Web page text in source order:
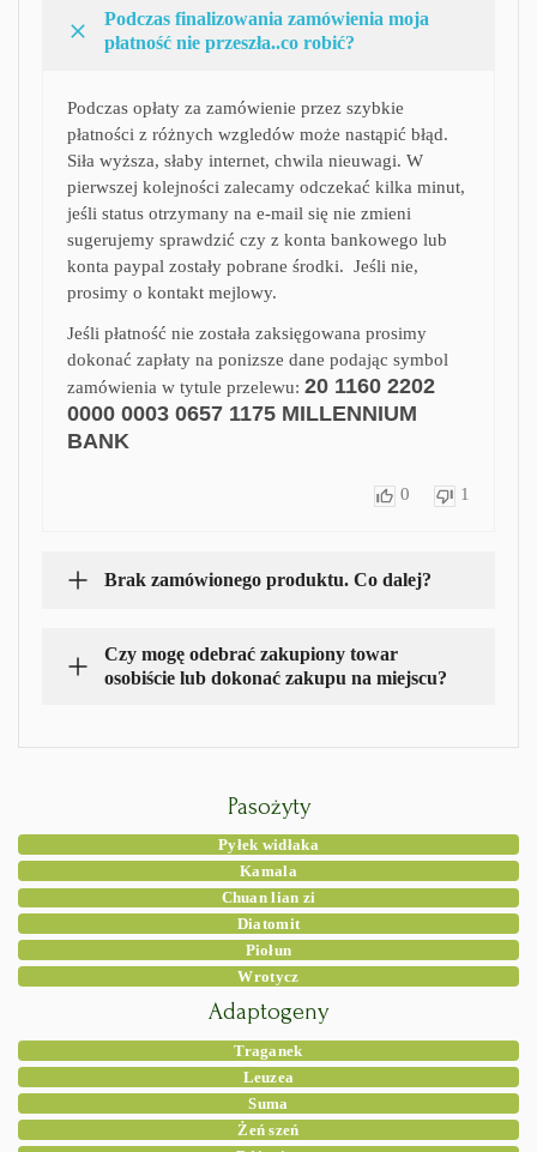
Podczas finalizowania zamówienia moja
płatność nie przeszła..co robić?
Podczas opłaty za zamówienie przez szybkie
płatności z różnych wzgledów może nastąpić błąd.
Siła wyższa, słaby internet, chwila nieuwagi. W
pierwszej kolejności zalecamy odczekać kilka minut,
jeśli status otrzymany na e-mail się nie zmieni
sugerujemy sprawdzić czy z konta bankowego lub
konta paypal zostały pobrane środki. Jeśli nie,
prosimy o kontakt mejlowy.
Jeśli płatność nie została zaksięgowana prosimy
dokonać zapłaty na ponizsze dane podając symbol
zamówienia w tytule przelewu: 20 1160 2202
0000 0003 0657 1175 MILLENNIUM
BANK
0 1
Brak zamówionego produktu. Co dalej?
Czy mogę odebrać zakupiony towar
osobiście lub dokonać zakupu na miejscu?
Pasożyty
Pyłek widłaka
Kamala
Chuan lian zi
Diatomit
Piołun
Wrotycz
Adaptogeny
Traganek
Leuzea
Suma
Żeń szeń